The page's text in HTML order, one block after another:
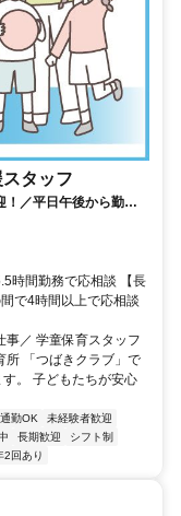
タッフ
！／平日午後から勤務
時間勤務で応相談 【長
で4時間以上で応相談
事／ 学童保育スタッフ
所 「つばきクラブ」で
。 子どもたちが安心
勤OK
未経験者歓迎
長期歓迎
シフト制
2回あり